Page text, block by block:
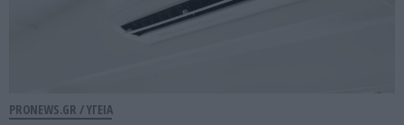
PRONEWS.GR /ΥΓΕΙΑ